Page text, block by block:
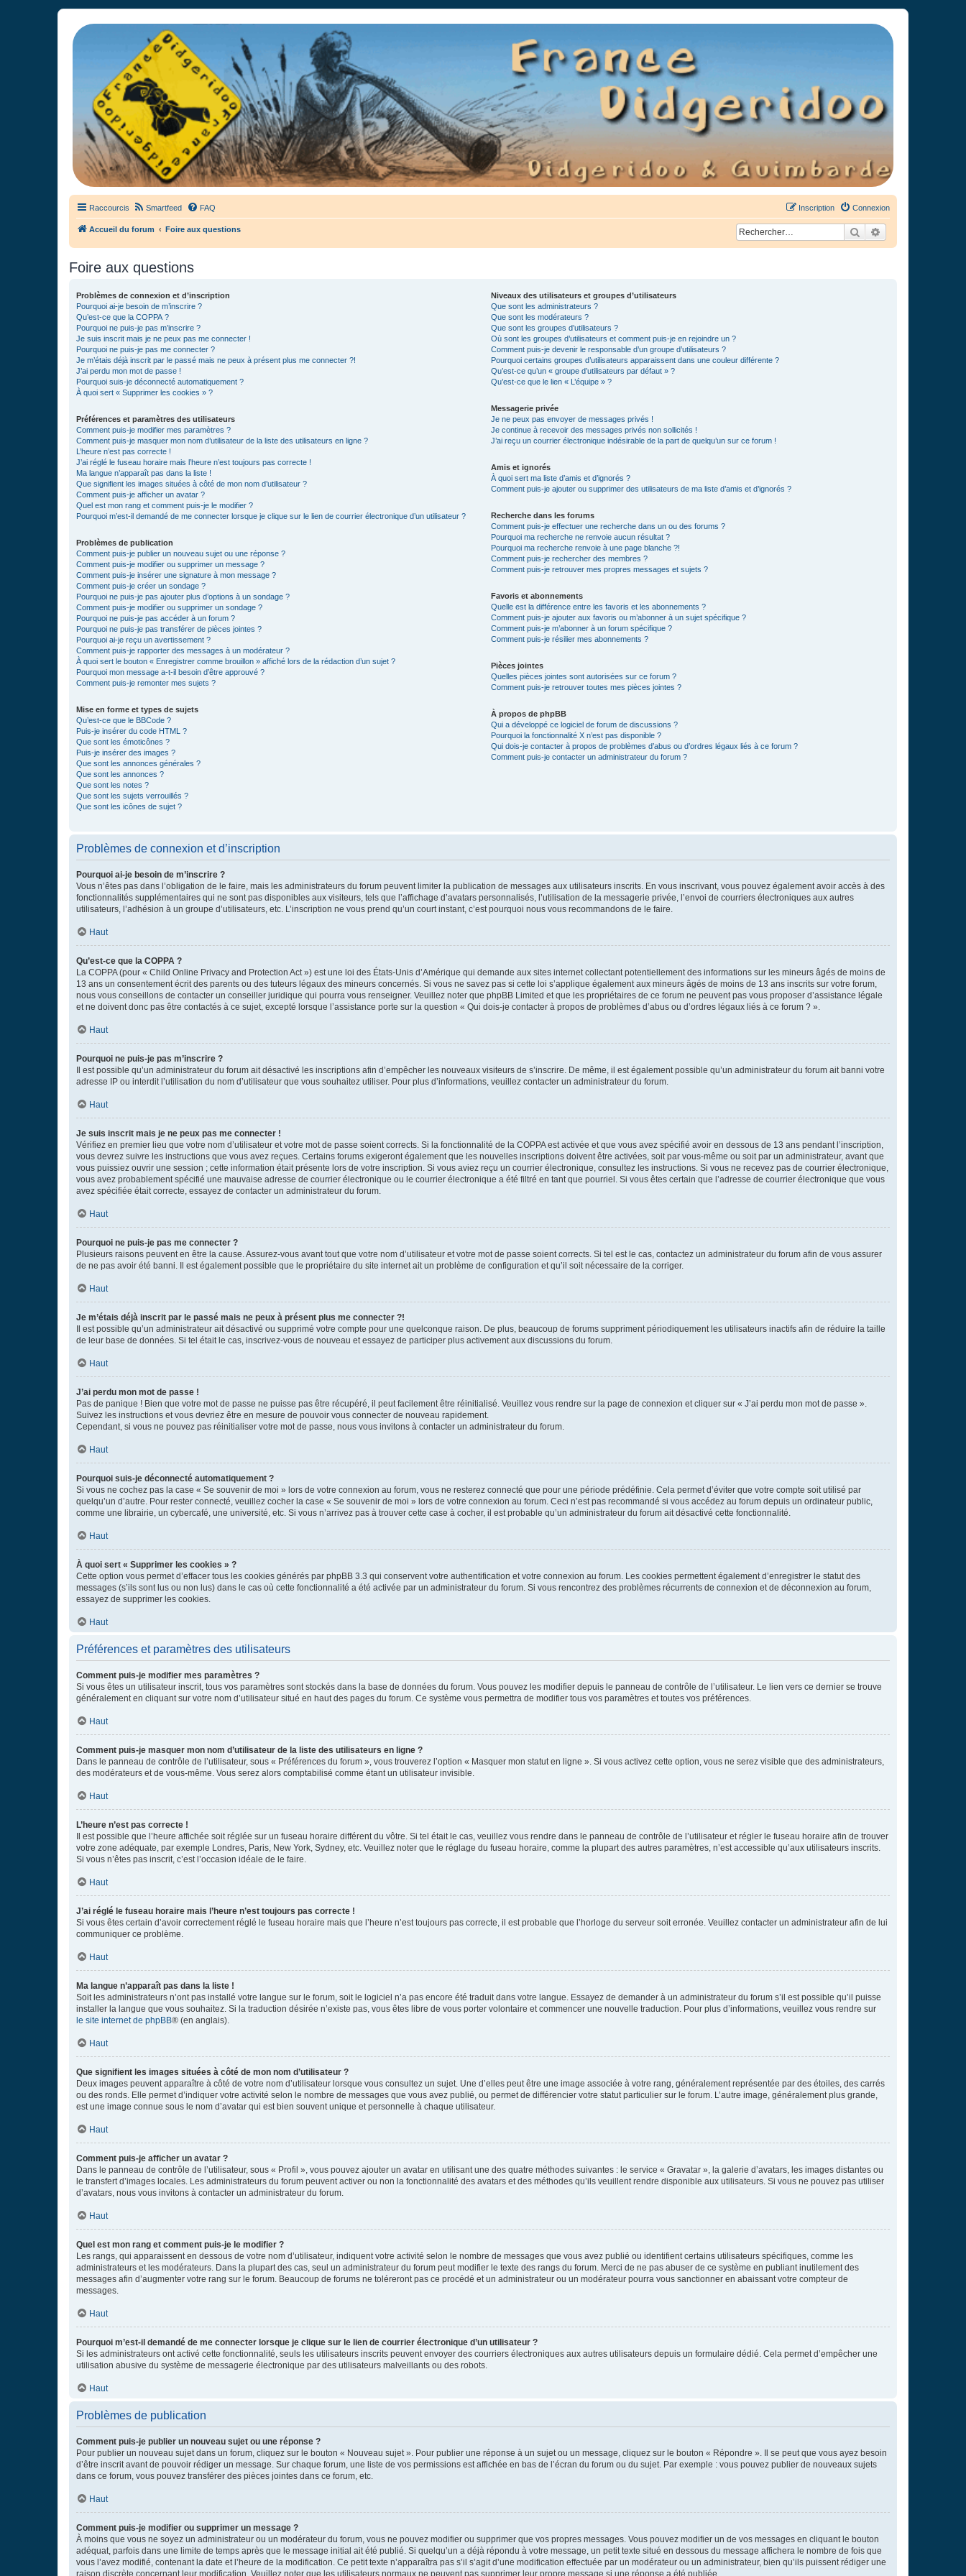
France Didgeridoo
Didgeridoo et Guimbarde sur France Didgeridoo - retrouvez la communauté.
Raccourcis Smartfeed FAQ Connexion
Inscription
Accueil du forum Foire aux questions Rechercher
Foire aux questions
Problèmes de connexion et d’inscription
Pourquoi ai-je besoin de m’inscrire ?
Qu’est-ce que la COPPA ?
Pourquoi ne puis-je pas m’inscrire ?
Je suis inscrit mais je ne peux pas me connecter !
Pourquoi ne puis-je pas me connecter ?
Je m’étais déjà inscrit par le passé mais ne peux à présent plus me connecter ?!
J’ai perdu mon mot de passe !
Pourquoi suis-je déconnecté automatiquement ?
À quoi sert « Supprimer les cookies » ?
Préférences et paramètres des utilisateurs
Comment puis-je modifier mes paramètres ?
Comment puis-je masquer mon nom d’utilisateur de la liste des utilisateurs en ligne ?
L’heure n’est pas correcte !
J’ai réglé le fuseau horaire mais l’heure n’est toujours pas correcte !
Ma langue n’apparaît pas dans la liste !
Que signifient les images situées à côté de mon nom d’utilisateur ?
Comment puis-je afficher un avatar ?
Quel est mon rang et comment puis-je le modifier ?
Pourquoi m’est-il demandé de me connecter lorsque je clique sur le lien de courrier électronique d’un utilisateur ?
Problèmes de publication
Comment puis-je publier un nouveau sujet ou une réponse ?
Comment puis-je modifier ou supprimer un message ?
Comment puis-je insérer une signature à mon message ?
Comment puis-je créer un sondage ?
Pourquoi ne puis-je pas ajouter plus d’options à un sondage ?
Comment puis-je modifier ou supprimer un sondage ?
Pourquoi ne puis-je pas accéder à un forum ?
Pourquoi ne puis-je pas transférer de pièces jointes ?
Pourquoi ai-je reçu un avertissement ?
Comment puis-je rapporter des messages à un modérateur ?
À quoi sert le bouton « Enregistrer comme brouillon » affiché lors de la rédaction d’un sujet ?
Pourquoi mon message a-t-il besoin d’être approuvé ?
Comment puis-je remonter mes sujets ?
Mise en forme et types de sujets
Qu’est-ce que le BBCode ?
Puis-je insérer du code HTML ?
Que sont les émoticônes ?
Puis-je insérer des images ?
Que sont les annonces générales ?
Que sont les annonces ?
Que sont les notes ?
Que sont les sujets verrouillés ?
Que sont les icônes de sujet ?
Niveaux des utilisateurs et groupes d’utilisateurs
Que sont les administrateurs ?
Que sont les modérateurs ?
Que sont les groupes d’utilisateurs ?
Où sont les groupes d’utilisateurs et comment puis-je en rejoindre un ?
Comment puis-je devenir le responsable d’un groupe d’utilisateurs ?
Pourquoi certains groupes d’utilisateurs apparaissent dans une couleur différente ?
Qu’est-ce qu’un « groupe d’utilisateurs par défaut » ?
Qu’est-ce que le lien « L’équipe » ?
Messagerie privée
Je ne peux pas envoyer de messages privés !
Je continue à recevoir des messages privés non sollicités !
J’ai reçu un courrier électronique indésirable de la part de quelqu’un sur ce forum !
Amis et ignorés
À quoi sert ma liste d’amis et d’ignorés ?
Comment puis-je ajouter ou supprimer des utilisateurs de ma liste d’amis et d’ignorés ?
Recherche dans les forums
Comment puis-je effectuer une recherche dans un ou des forums ?
Pourquoi ma recherche ne renvoie aucun résultat ?
Pourquoi ma recherche renvoie à une page blanche ?!
Comment puis-je rechercher des membres ?
Comment puis-je retrouver mes propres messages et sujets ?
Favoris et abonnements
Quelle est la différence entre les favoris et les abonnements ?
Comment puis-je ajouter aux favoris ou m’abonner à un sujet spécifique ?
Comment puis-je m’abonner à un forum spécifique ?
Comment puis-je résilier mes abonnements ?
Pièces jointes
Quelles pièces jointes sont autorisées sur ce forum ?
Comment puis-je retrouver toutes mes pièces jointes ?
À propos de phpBB
Qui a développé ce logiciel de forum de discussions ?
Pourquoi la fonctionnalité X n’est pas disponible ?
Qui dois-je contacter à propos de problèmes d’abus ou d’ordres légaux liés à ce forum ?
Comment puis-je contacter un administrateur du forum ?
Problèmes de connexion et d’inscription
Pourquoi ai-je besoin de m’inscrire ?
Vous n’êtes pas dans l’obligation de le faire, mais les administrateurs du forum peuvent limiter la publication de messages aux utilisateurs inscrits. En vous inscrivant, vous pouvez également avoir accès à des
fonctionnalités supplémentaires qui ne sont pas disponibles aux visiteurs, tels que l’affichage d’avatars personnalisés, l’utilisation de la messagerie privée, l’envoi de courriers électroniques aux autres
utilisateurs, l’adhésion à un groupe d’utilisateurs, etc. L’inscription ne vous prend qu’un court instant, c’est pourquoi nous vous recommandons de le faire.
Haut
Qu’est-ce que la COPPA ?
La COPPA (pour « Child Online Privacy and Protection Act ») est une loi des États-Unis d’Amérique qui demande aux sites internet collectant potentiellement des informations sur les mineurs âgés de moins de
13 ans un consentement écrit des parents ou des tuteurs légaux des mineurs concernés. Si vous ne savez pas si cette loi s’applique également aux mineurs âgés de moins de 13 ans inscrits sur votre forum,
nous vous conseillons de contacter un conseiller juridique qui pourra vous renseigner. Veuillez noter que phpBB Limited et que les propriétaires de ce forum ne peuvent pas vous proposer d’assistance légale
et ne doivent donc pas être contactés à ce sujet, excepté lorsque l’assistance porte sur la question « Qui dois-je contacter à propos de problèmes d’abus ou d’ordres légaux liés à ce forum ? ».
Haut
Pourquoi ne puis-je pas m’inscrire ?
Il est possible qu’un administrateur du forum ait désactivé les inscriptions afin d’empêcher les nouveaux visiteurs de s’inscrire. De même, il est également possible qu’un administrateur du forum ait banni votre
adresse IP ou interdit l’utilisation du nom d’utilisateur que vous souhaitez utiliser. Pour plus d’informations, veuillez contacter un administrateur du forum.
Haut
Je suis inscrit mais je ne peux pas me connecter !
Vérifiez en premier lieu que votre nom d’utilisateur et votre mot de passe soient corrects. Si la fonctionnalité de la COPPA est activée et que vous avez spécifié avoir en dessous de 13 ans pendant l’inscription,
vous devrez suivre les instructions que vous avez reçues. Certains forums exigeront également que les nouvelles inscriptions doivent être activées, soit par vous-même ou soit par un administrateur, avant que
vous puissiez ouvrir une session ; cette information était présente lors de votre inscription. Si vous aviez reçu un courrier électronique, consultez les instructions. Si vous ne recevez pas de courrier électronique,
vous avez probablement spécifié une mauvaise adresse de courrier électronique ou le courrier électronique a été filtré en tant que pourriel. Si vous êtes certain que l’adresse de courrier électronique que vous
avez spécifiée était correcte, essayez de contacter un administrateur du forum.
Haut
Pourquoi ne puis-je pas me connecter ?
Plusieurs raisons peuvent en être la cause. Assurez-vous avant tout que votre nom d’utilisateur et votre mot de passe soient corrects. Si tel est le cas, contactez un administrateur du forum afin de vous assurer
de ne pas avoir été banni. Il est également possible que le propriétaire du site internet ait un problème de configuration et qu’il soit nécessaire de la corriger.
Haut
Je m’étais déjà inscrit par le passé mais ne peux à présent plus me connecter ?!
Il est possible qu’un administrateur ait désactivé ou supprimé votre compte pour une quelconque raison. De plus, beaucoup de forums suppriment périodiquement les utilisateurs inactifs afin de réduire la taille
de leur base de données. Si tel était le cas, inscrivez-vous de nouveau et essayez de participer plus activement aux discussions du forum.
Haut
J’ai perdu mon mot de passe !
Pas de panique ! Bien que votre mot de passe ne puisse pas être récupéré, il peut facilement être réinitialisé. Veuillez vous rendre sur la page de connexion et cliquer sur « J’ai perdu mon mot de passe ».
Suivez les instructions et vous devriez être en mesure de pouvoir vous connecter de nouveau rapidement.
Cependant, si vous ne pouvez pas réinitialiser votre mot de passe, nous vous invitons à contacter un administrateur du forum.
Haut
Pourquoi suis-je déconnecté automatiquement ?
Si vous ne cochez pas la case « Se souvenir de moi » lors de votre connexion au forum, vous ne resterez connecté que pour une période prédéfinie. Cela permet d’éviter que votre compte soit utilisé par
quelqu’un d’autre. Pour rester connecté, veuillez cocher la case « Se souvenir de moi » lors de votre connexion au forum. Ceci n’est pas recommandé si vous accédez au forum depuis un ordinateur public,
comme une librairie, un cybercafé, une université, etc. Si vous n’arrivez pas à trouver cette case à cocher, il est probable qu’un administrateur du forum ait désactivé cette fonctionnalité.
Haut
À quoi sert « Supprimer les cookies » ?
Cette option vous permet d’effacer tous les cookies générés par phpBB 3.3 qui conservent votre authentification et votre connexion au forum. Les cookies permettent également d’enregistrer le statut des
messages (s’ils sont lus ou non lus) dans le cas où cette fonctionnalité a été activée par un administrateur du forum. Si vous rencontrez des problèmes récurrents de connexion et de déconnexion au forum,
essayez de supprimer les cookies.
Haut
Préférences et paramètres des utilisateurs
Comment puis-je modifier mes paramètres ?
Si vous êtes un utilisateur inscrit, tous vos paramètres sont stockés dans la base de données du forum. Vous pouvez les modifier depuis le panneau de contrôle de l’utilisateur. Le lien vers ce dernier se trouve
généralement en cliquant sur votre nom d’utilisateur situé en haut des pages du forum. Ce système vous permettra de modifier tous vos paramètres et toutes vos préférences.
Haut
Comment puis-je masquer mon nom d’utilisateur de la liste des utilisateurs en ligne ?
Dans le panneau de contrôle de l’utilisateur, sous « Préférences du forum », vous trouverez l’option « Masquer mon statut en ligne ». Si vous activez cette option, vous ne serez visible que des administrateurs,
des modérateurs et de vous-même. Vous serez alors comptabilisé comme étant un utilisateur invisible.
Haut
L’heure n’est pas correcte !
Il est possible que l’heure affichée soit réglée sur un fuseau horaire différent du vôtre. Si tel était le cas, veuillez vous rendre dans le panneau de contrôle de l’utilisateur et régler le fuseau horaire afin de trouver
votre zone adéquate, par exemple Londres, Paris, New York, Sydney, etc. Veuillez noter que le réglage du fuseau horaire, comme la plupart des autres paramètres, n’est accessible qu’aux utilisateurs inscrits.
Si vous n’êtes pas inscrit, c’est l’occasion idéale de le faire.
Haut
J’ai réglé le fuseau horaire mais l’heure n’est toujours pas correcte !
Si vous êtes certain d’avoir correctement réglé le fuseau horaire mais que l’heure n’est toujours pas correcte, il est probable que l’horloge du serveur soit erronée. Veuillez contacter un administrateur afin de lui
communiquer ce problème.
Haut
Ma langue n’apparaît pas dans la liste !
Soit les administrateurs n’ont pas installé votre langue sur le forum, soit le logiciel n’a pas encore été traduit dans votre langue. Essayez de demander à un administrateur du forum s’il est possible qu’il puisse
installer la langue que vous souhaitez. Si la traduction désirée n’existe pas, vous êtes libre de vous porter volontaire et commencer une nouvelle traduction. Pour plus d’informations, veuillez vous rendre sur
le site internet de phpBB® (en anglais).
Haut
Que signifient les images situées à côté de mon nom d’utilisateur ?
Deux images peuvent apparaître à côté de votre nom d’utilisateur lorsque vous consultez un sujet. Une d’elles peut être une image associée à votre rang, généralement représentée par des étoiles, des carrés
ou des ronds. Elle permet d’indiquer votre activité selon le nombre de messages que vous avez publié, ou permet de différencier votre statut particulier sur le forum. L’autre image, généralement plus grande,
est une image connue sous le nom d’avatar qui est bien souvent unique et personnelle à chaque utilisateur.
Haut
Comment puis-je afficher un avatar ?
Dans le panneau de contrôle de l’utilisateur, sous « Profil », vous pouvez ajouter un avatar en utilisant une des quatre méthodes suivantes : le service « Gravatar », la galerie d’avatars, les images distantes ou
le transfert d’images locales. Les administrateurs du forum peuvent activer ou non la fonctionnalité des avatars et des méthodes qu’ils veuillent rendre disponible aux utilisateurs. Si vous ne pouvez pas utiliser
d’avatars, nous vous invitons à contacter un administrateur du forum.
Haut
Quel est mon rang et comment puis-je le modifier ?
Les rangs, qui apparaissent en dessous de votre nom d’utilisateur, indiquent votre activité selon le nombre de messages que vous avez publié ou identifient certains utilisateurs spécifiques, comme les
administrateurs et les modérateurs. Dans la plupart des cas, seul un administrateur du forum peut modifier le texte des rangs du forum. Merci de ne pas abuser de ce système en publiant inutilement des
messages afin d’augmenter votre rang sur le forum. Beaucoup de forums ne toléreront pas ce procédé et un administrateur ou un modérateur pourra vous sanctionner en abaissant votre compteur de
messages.
Haut
Pourquoi m’est-il demandé de me connecter lorsque je clique sur le lien de courrier électronique d’un utilisateur ?
Si les administrateurs ont activé cette fonctionnalité, seuls les utilisateurs inscrits peuvent envoyer des courriers électroniques aux autres utilisateurs depuis un formulaire dédié. Cela permet d’empêcher une
utilisation abusive du système de messagerie électronique par des utilisateurs malveillants ou des robots.
Haut
Problèmes de publication
Comment puis-je publier un nouveau sujet ou une réponse ?
Pour publier un nouveau sujet dans un forum, cliquez sur le bouton « Nouveau sujet ». Pour publier une réponse à un sujet ou un message, cliquez sur le bouton « Répondre ». Il se peut que vous ayez besoin
d’être inscrit avant de pouvoir rédiger un message. Sur chaque forum, une liste de vos permissions est affichée en bas de l’écran du forum ou du sujet. Par exemple : vous pouvez publier de nouveaux sujets
dans ce forum, vous pouvez transférer des pièces jointes dans ce forum, etc.
Haut
Comment puis-je modifier ou supprimer un message ?
À moins que vous ne soyez un administrateur ou un modérateur du forum, vous ne pouvez modifier ou supprimer que vos propres messages. Vous pouvez modifier un de vos messages en cliquant le bouton
adéquat, parfois dans une limite de temps après que le message initial ait été publié. Si quelqu’un a déjà répondu à votre message, un petit texte situé en dessous du message affichera le nombre de fois que
vous l’avez modifié, contenant la date et l’heure de la modification. Ce petit texte n’apparaîtra pas s’il s’agit d’une modification effectuée par un modérateur ou un administrateur, bien qu’ils puissent rédiger une
raison discrète concernant leur modification. Veuillez noter que les utilisateurs normaux ne peuvent pas supprimer leur propre message si une réponse a été publiée.